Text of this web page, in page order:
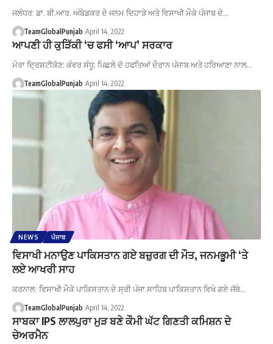
ਜਲੰਧਰ: ਡਾ. ਬੀ.ਆਰ. ਅੰਬੇਡਕਰ ਦੇ ਜਨਮ ਦਿਹਾੜੇ ਅਤੇ ਵਿਸਾਖੀ ਮੌਕੇ ਪੰਜਾਬ ਦੇ…
TeamGlobalPunjab April 14, 2022
ਆਪਣੀ ਹੀ ਕੁੜਿੱਕੀ ‘ਚ ਫਸੀ ‘ਆਪ’ ਸਰਕਾਰ
ਮੇਰਾ ਦ੍ਰਿਸ਼ਟੀਕੋਣ: ਕੰਵਰ ਸੰਧੂ; ਪਿਛਲੇ ਦੋ ਹਫਤਿਆਂ ਦੌਰਾਨ ਪੰਜਾਬ ਅਤੇ ਹਰਿਆਣਾ ਨਾਲ…
TeamGlobalPunjab April 14, 2022
NEWS ਪੰਜਾਬ
ਵਿਸਾਖੀ ਮਨਾਉਣ ਪਾਕਿਸਤਾਨ ਗਏ ਬਜ਼ੁਰਗ ਦੀ ਮੌਤ, ਜਨਮਭੂਮੀ ‘ਤੇ
ਲਏ ਆਖਰੀ ਸਾਹ
ਕਰਨਾਲ: ਵਿਸਾਖੀ ਮੌਕੇ ਪਾਕਿਸਤਾਨ ਦੇ ਸ੍ਰੀ ਪੰਜਾ ਸਾਹਿਬ ਪਾਕਿਸਤਾਨ ਵਿਖੇ ਗਏ ਜੱਥੇ…
TeamGlobalPunjab April 14, 2022
ਸਾਬਕਾ IPS ਲਾਲਪੁਰਾ ਮੁੜ ਬਣੇ ਕੌਮੀ ਘੱਟ ਗਿਣਤੀ ਕਮਿਸ਼ਨ ਦੇ
ਚੇਅਰਮੈਨ